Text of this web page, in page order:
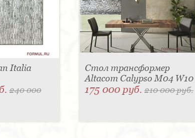
Italia
240 000
Стол трансформер
Altacom Calypso M04 W10
175 000 руб. 210 000 руб.